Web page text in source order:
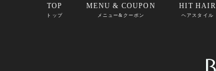
TOP
トップ
MENU & COUPON
メニュー&クーポン
HIT HAIR
ヘアスタイル